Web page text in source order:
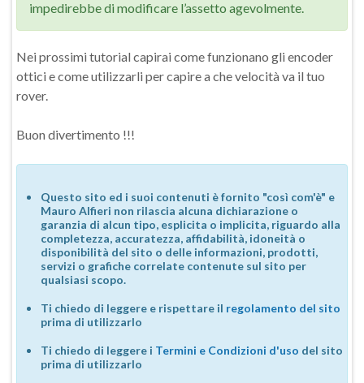
impedirebbe di modificare l’assetto agevolmente.
Nei prossimi tutorial capirai come funzionano gli encoder
ottici e come utilizzarli per capire a che velocità va il tuo
rover.
Buon divertimento !!!
Questo sito ed i suoi contenuti è fornito "così com'è" e
Mauro Alfieri non rilascia alcuna dichiarazione o
garanzia di alcun tipo, esplicita o implicita, riguardo alla
completezza, accuratezza, affidabilità, idoneità o
disponibilità del sito o delle informazioni, prodotti,
servizi o grafiche correlate contenute sul sito per
qualsiasi scopo.
Ti chiedo di leggere e rispettare il regolamento del sito
prima di utilizzarlo
Ti chiedo di leggere i Termini e Condizioni d'uso del sito
prima di utilizzarlo